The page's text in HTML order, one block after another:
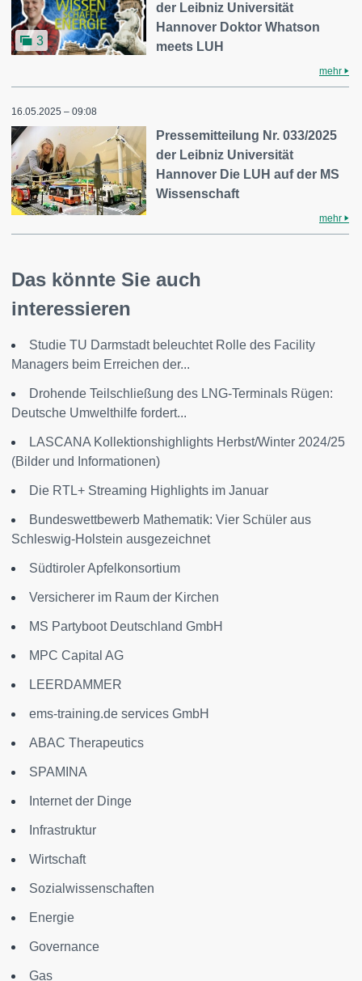
3
der Leibniz Universität
Hannover Doktor Whatson
meets LUH
mehr
16.05.2025 – 09:08
Pressemitteilung Nr. 033/2025
der Leibniz Universität
Hannover Die LUH auf der MS
Wissenschaft
mehr
Das könnte Sie auch
interessieren
Studie TU Darmstadt beleuchtet Rolle des Facility
Managers beim Erreichen der...
Drohende Teilschließung des LNG-Terminals Rügen:
Deutsche Umwelthilfe fordert...
LASCANA Kollektionshighlights Herbst/Winter 2024/25
(Bilder und Informationen)
Die RTL+ Streaming Highlights im Januar
Bundeswettbewerb Mathematik: Vier Schüler aus
Schleswig-Holstein ausgezeichnet
Südtiroler Apfelkonsortium
Versicherer im Raum der Kirchen
MS Partyboot Deutschland GmbH
MPC Capital AG
LEERDAMMER
ems-training.de services GmbH
ABAC Therapeutics
SPAMINA
Internet der Dinge
Infrastruktur
Wirtschaft
Sozialwissenschaften
Energie
Governance
Gas